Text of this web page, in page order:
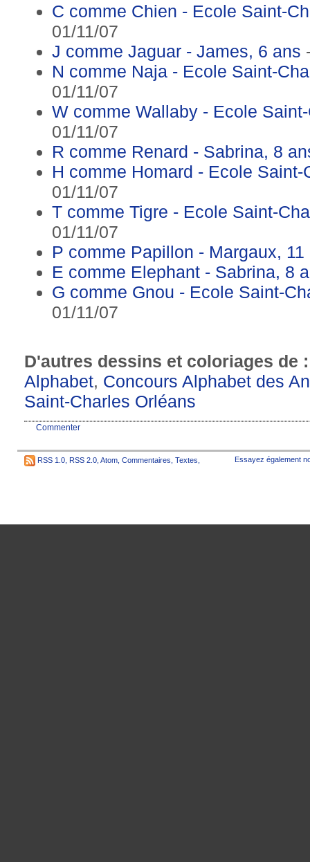
C comme Chien - Ecole Saint-
01/11/07
J comme Jaguar - James, 6 ans
N comme Naja - Ecole Saint-
01/11/07
W comme Wallaby - Ecole
01/11/07
R comme Renard - Sabrina, 8
H comme Homard - Ecole
01/11/07
T comme Tigre - Ecole Saint-
01/11/07
P comme Papillon - Margaux, 11
E comme Elephant - Sabrina, 8
G comme Gnou - Ecole Saint-
01/11/07
D'autres dessins et coloriages de
Alphabet, Concours Alphabet des
Saint-Charles Orléans
Commenter
RSS 1.0 RSS 2.0 Atom Commentaires Textes Essayez également